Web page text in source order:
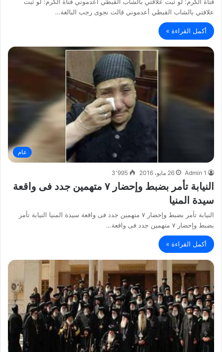
علاقتي بالشاب القبطي أعدموني قالت نجوى رجب البالغة…
أكمل القراءة »
عام
Admin 1 26 مايو، 2016 3٬995
النيابة تأمر بضبط وإحضار ٧ متهمين جدد فى واقعة
سيدة المنيا
النيابة تأمر بضبط وإحضار ٧ متهمين جدد فى واقعة سيدة المنيا النيابة تأمر
بضبط وإحضار ٧ متهمين جدد فى واقعة…
أكمل القراءة »